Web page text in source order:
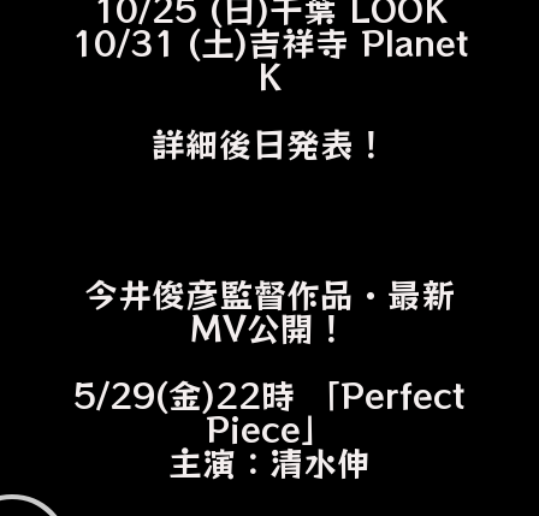
10/31 (土)吉祥寺 Planet
K
詳細後日発表！
今井俊彦監督作品・最新
MV公開！
5/29(金)22時 「Perfect
Piece」
主演：清水伸